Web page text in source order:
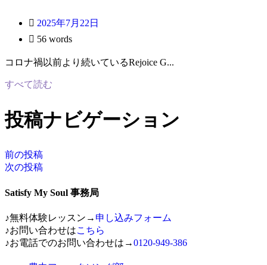
2025年7月22日
56 words
コロナ禍以前より続いているRejoice G...
すべて読む
投稿ナビゲーション
前の投稿
次の投稿
Satisfy My Soul 事務局
♪無料体験レッスン→ 申し込みフォーム
♪お問い合わせはこちら
♪お電話でのお問い合わせは→0120-949-386